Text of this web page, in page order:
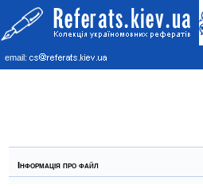
email:
Інформація про файл